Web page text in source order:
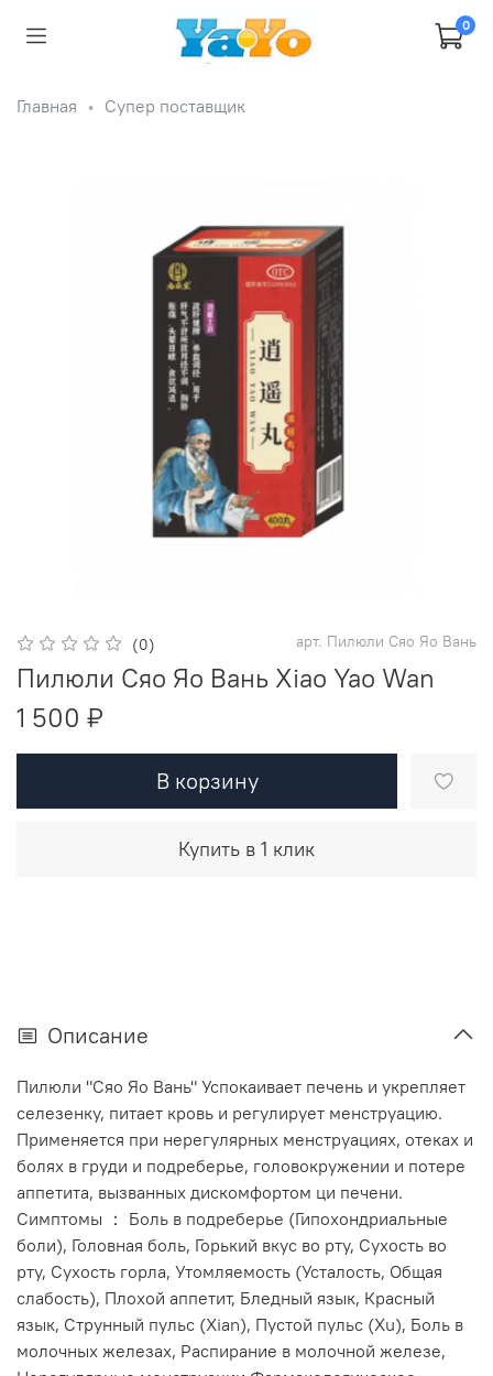
0
Главная Супер поставщик
(0) арт. Пилюли Сяо Яо Вань
Пилюли Сяо Яо Вань Xiao Yao Wan
1 500 ₽
В корзину
Купить в 1 клик
Описание
Пилюли "Сяо Яо Вань" Успокаивает печень и укрепляет
селезенку, питает кровь и регулирует менструацию.
Применяется при нерегулярных менструациях, отеках и
болях в груди и подреберье, головокружении и потере
аппетита, вызванных дискомфортом ци печени.
Симптомы ： Боль в подреберье (Гипохондриальные
боли), Головная боль, Горький вкус во рту, Сухость во
рту, Сухость горла, Утомляемость (Усталость, Общая
слабость), Плохой аппетит, Бледный язык, Красный
язык, Струнный пульс (Xian), Пустой пульс (Xu), Боль в
молочных железах, Распирание в молочной железе,